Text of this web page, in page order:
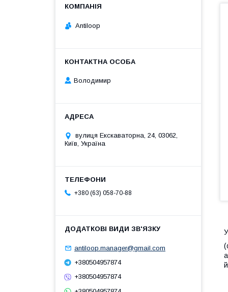
Antiloop
Володимир
вулиця Екскаваторна, 24, 03062,
Київ, Україна
+380 (63) 058-70-88
antiloop.manager@gmail.com
+380504957874
+380504957874